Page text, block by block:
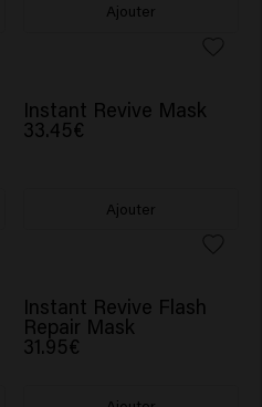
Ajouter
Instant Revive Mask
33.45€
Ajouter
BESTSELLER
Instant Revive Flash
Repair Mask
31.95€